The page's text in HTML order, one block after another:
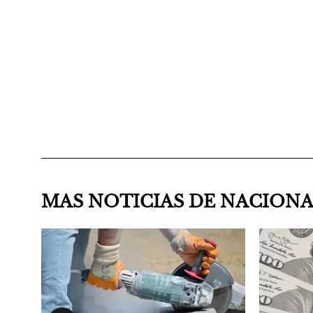
MAS NOTICIAS DE